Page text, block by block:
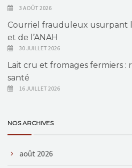
3 AOÛT 2026
Courriel frauduleux usurpant
et de l’ANAH
30 JUILLET 2026
Lait cru et fromages fermiers :
santé
16 JUILLET 2026
NOS ARCHIVES
août 2026